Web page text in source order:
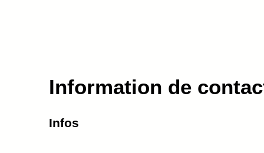
Information de
Infos